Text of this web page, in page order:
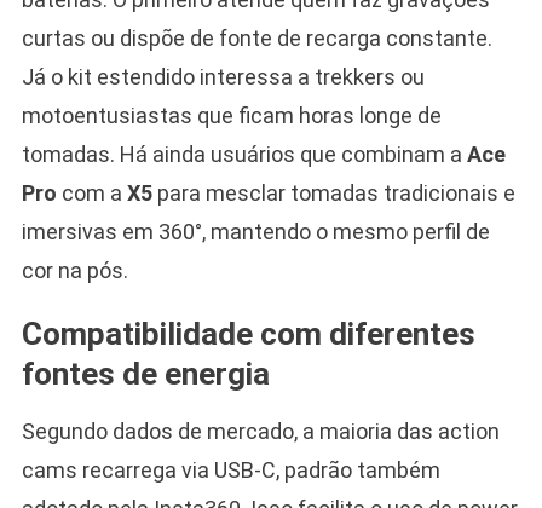
curtas ou dispõe de fonte de recarga constante.
Já o kit estendido interessa a trekkers ou
motoentusiastas que ficam horas longe de
tomadas. Há ainda usuários que combinam a Ace
Pro com a X5para mesclar tomadas tradicionais e
imersivas em 360°, mantendo o mesmo perfil de
cor na pós.
Compatibilidade com diferentes
fontes de energia
Segundo dados de mercado, a maioria das action
cams recarrega via USB-C, padrão também